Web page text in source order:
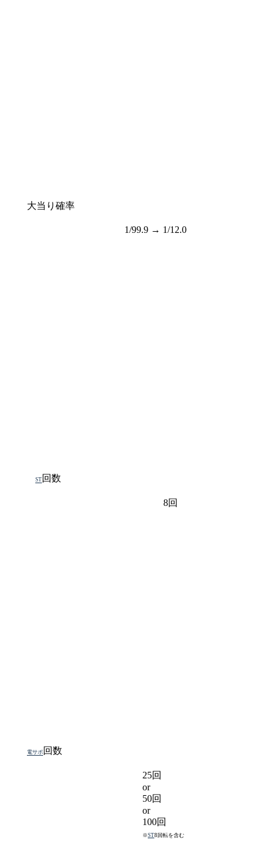
大当り確率
1/99.9 → 1/12.0
ST 回数
8回
電サポ 回数
25回
or
50回
or
100回
※ST8回転を含む